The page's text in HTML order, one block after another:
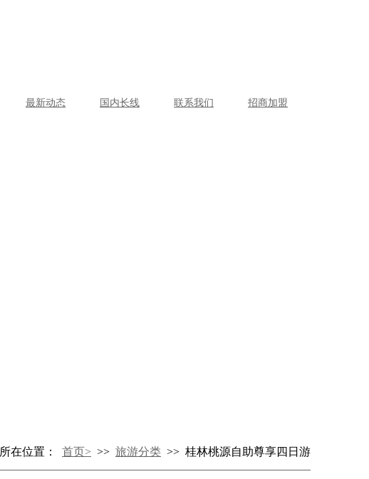
最新动态 国内长线 联系我们 招商加盟
所在位置： 首页> >> 旅游分类 >> 桂林桃源自助尊享四日游